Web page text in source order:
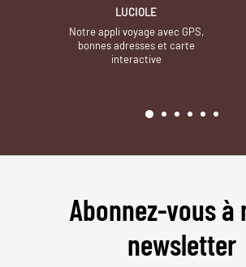
LUCIOLE
Notre appli voyage avec GPS,
bonnes adresses et carte
interactive
Abonnez-vous à
newsletter